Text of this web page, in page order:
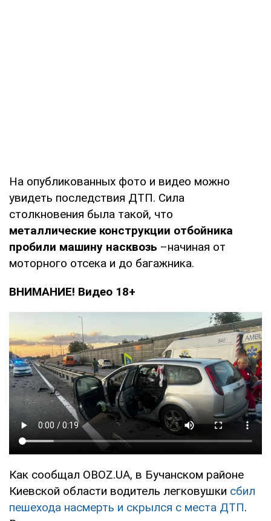
На опубликованных фото и видео можно
увидеть последствия ДТП. Сила
столкновения была такой, что
металлические конструкции отбойника
пробили машину насквозь –начиная от
моторного отсека и до багажника.
ВНИМАНИЕ! Видео 18+
Как сообщал OBOZ.UA, в Бучанском районе
Киевской области водитель легковушки сбил
пешехода насмерть и скрылся с места ДТП.